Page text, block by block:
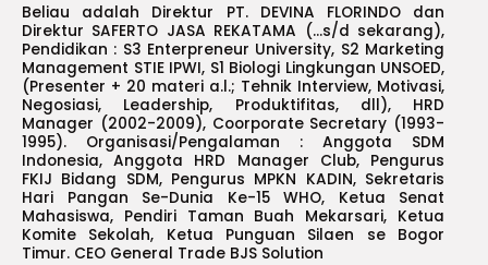
Beliau adalah Direktur PT. DEVINA FLORINDO dan
Direktur SAFERTO JASA REKATAMA (…s/d sekarang),
Pendidikan : S3 Enterpreneur University, S2 Marketing
Management STIE IPWI, S1 Biologi Lingkungan UNSOED,
(Presenter + 20 materi a.l.; Tehnik Interview, Motivasi,
Negosiasi, Leadership, Produktifitas, dll), HRD
Manager (2002-2009), Coorporate Secretary (1993-
1995). Organisasi/Pengalaman : Anggota SDM
Indonesia, Anggota HRD Manager Club, Pengurus
FKIJ Bidang SDM, Pengurus MPKN KADIN, Sekretaris
Hari Pangan Se-Dunia Ke-15 WHO, Ketua Senat
Mahasiswa, Pendiri Taman Buah Mekarsari, Ketua
Komite Sekolah, Ketua Punguan Silaen se Bogor
Timur. CEO General Trade BJS Solution